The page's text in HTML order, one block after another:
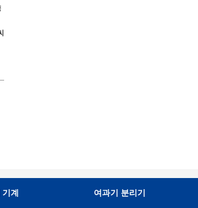
계 여과기 분리기